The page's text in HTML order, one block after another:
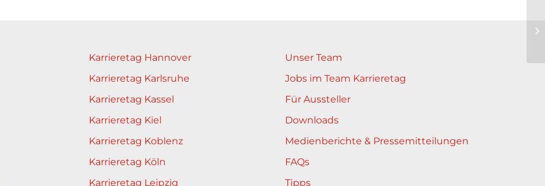
Karrieretag Hannover
Karrieretag Karlsruhe
Karrieretag Kassel
Karrieretag Kiel
Karrieretag Koblenz
Karrieretag Köln
Karrieretag Leipzig
Unser Team
Jobs im Team Karrieretag
Für Aussteller
Downloads
Medienberichte & Pressemitteilungen
FAQs
Tipps